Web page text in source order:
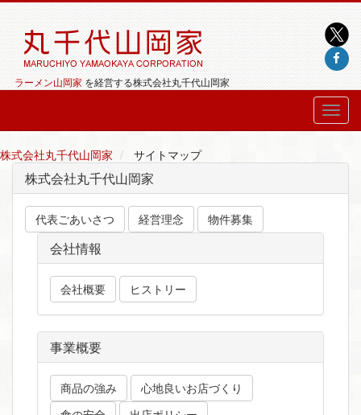
ラーメン山岡家 を経営する株式会社丸千代山岡家
株式会社丸千代山岡家 サイトマップ
株式会社丸千代山岡家
代表ごあいさつ 経営理念
会社情報
会社概要 ヒストリー
事業概要
商品の強み
心地良いお店づくり
物件募集